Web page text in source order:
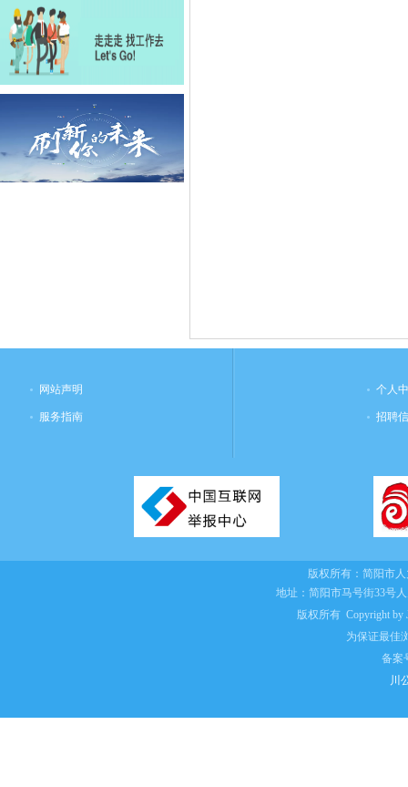
网站声明
服务指南
个人
招聘
版权所有：简阳市
地址：简阳市马号街33号
版权所有 Copyright by
为保证最佳
备案
川